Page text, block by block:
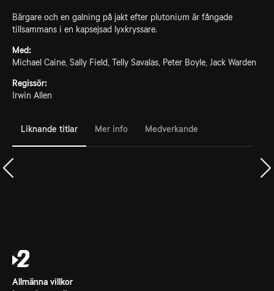
Bärgare och en galning på jakt efter plutonium är fångade
tillsammans i en kapsejsad lyxkryssare.
Med:
Michael Caine, Sally Field, Telly Savalas, Peter Boyle, Jack Warden
Regissör:
Irwin Allen
Liknande titlar Mer info Medverkande
Allmänna villkor